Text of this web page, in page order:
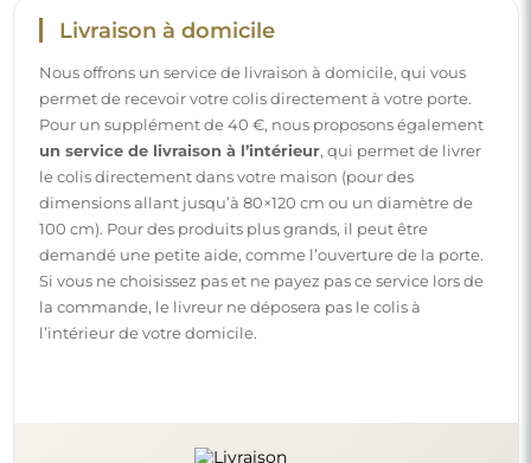
Livraison à domicile
Nous offrons un service de livraison à domicile, qui vous
permet de recevoir votre colis directement à votre porte.
Pour un supplément de 40 €, nous proposons également
un service de livraison à l’intérieur, qui permet de livrer
le colis directement dans votre maison (pour des
dimensions allant jusqu’à 80×120 cm ou un diamètre de
100 cm). Pour des produits plus grands, il peut être
demandé une petite aide, comme l’ouverture de la porte.
Si vous ne choisissez pas et ne payez pas ce service lors de
la commande, le livreur ne déposera pas le colis à
l’intérieur de votre domicile.